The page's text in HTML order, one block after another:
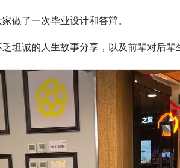
做了一次毕业设计和答辩。
坦诚的人生故事分享，以及前辈对后辈